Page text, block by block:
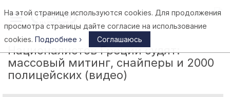
Афины
Националистов Греции судят:
массовый митинг, снайперы и 2000
полицейских (видео)
На этой странице используются cookies. Для продолжения
просмотра страницы дайте согласие на использование
cookies. Подробнее › Соглашаюсь